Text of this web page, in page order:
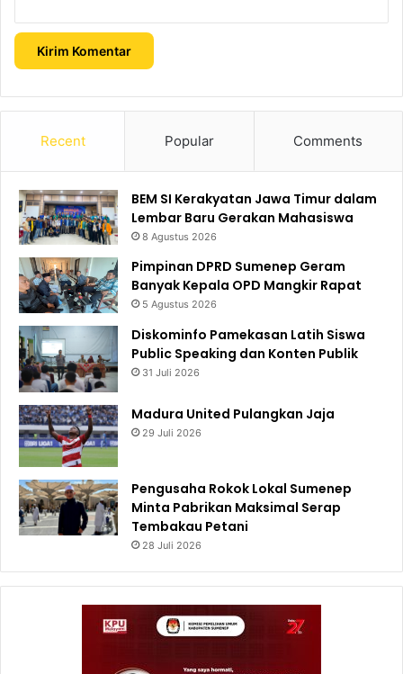
Recent Popular Comments
BEM SI Kerakyatan Jawa Timur dalam
Lembar Baru Gerakan Mahasiswa
8 Agustus 2026
Pimpinan DPRD Sumenep Geram
Banyak Kepala OPD Mangkir Rapat
5 Agustus 2026
Diskominfo Pamekasan Latih Siswa
Public Speaking dan Konten Publik
31 Juli 2026
Madura United Pulangkan Jaja
29 Juli 2026
Pengusaha Rokok Lokal Sumenep
Minta Pabrikan Maksimal Serap
Tembakau Petani
28 Juli 2026